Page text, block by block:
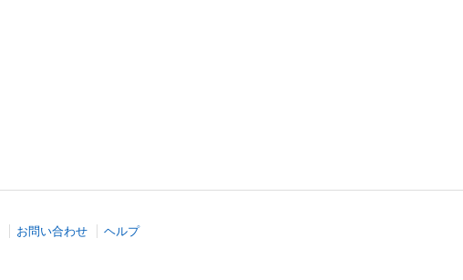
お問い合わせ ヘルプ